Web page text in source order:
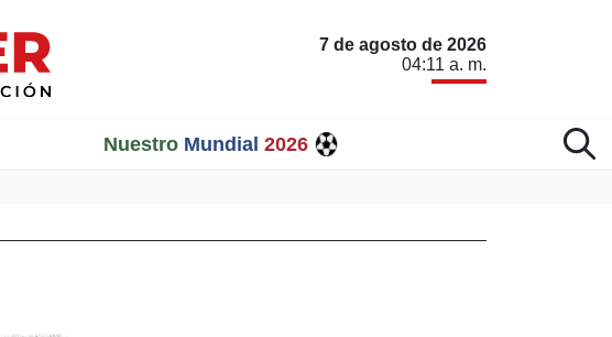
7 de agosto de 2026
04:11 a. m.
Nuestro Mundial 2026